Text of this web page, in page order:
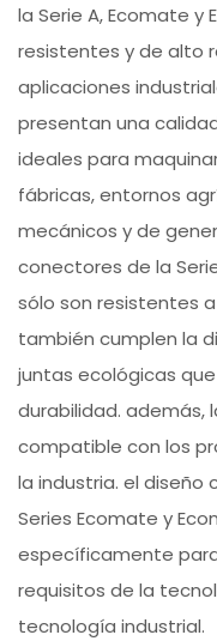
la Serie A, Ecomate y
resistentes y de alto
aplicaciones
presentan una
ideales para
fábricas, entornos
mecánicos y de
conectores de la
sólo son resistentes
también cumplen la
juntas ecológicas
durabilidad. además,
compatible con los
la industria. el diseño
Series Ecomate y
específicamente
requisitos de la
tecnología